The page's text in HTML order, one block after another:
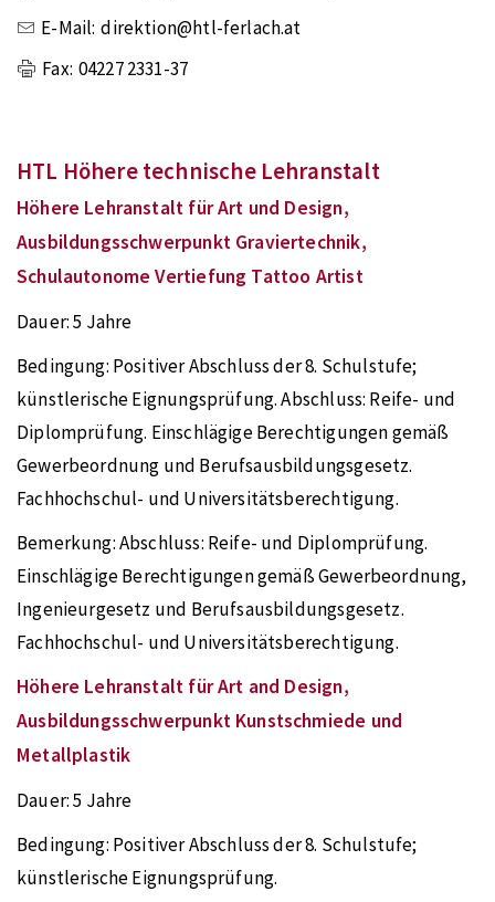
E-Mail: direktion@htl-ferlach.at
Fax: 04227 2331-37
HTL Höhere technische Lehranstalt
Höhere Lehranstalt für Art und Design,
Ausbildungsschwerpunkt Graviertechnik,
Schulautonome Vertiefung Tattoo Artist
Dauer:5 Jahre
Bedingung: Positiver Abschluss der 8. Schulstufe;
künstlerische Eignungsprüfung. Abschluss: Reife- und
Diplomprüfung. Einschlägige Berechtigungen gemäß
Gewerbeordnung und Berufsausbildungsgesetz.
Fachhochschul- und Universitätsberechtigung.
Bemerkung:Abschluss: Reife- und Diplomprüfung.
Einschlägige Berechtigungen gemäß Gewerbeordnung,
Ingenieurgesetz und Berufsausbildungsgesetz.
Fachhochschul- und Universitätsberechtigung.
Höhere Lehranstalt für Art and Design,
Ausbildungsschwerpunkt Kunstschmiede und
Metallplastik
Dauer:5 Jahre
Bedingung: Positiver Abschluss der 8. Schulstufe;
künstlerische Eignungsprüfung.